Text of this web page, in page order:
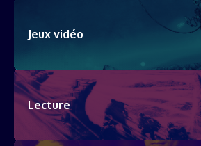
Jeux vidéo
Lecture